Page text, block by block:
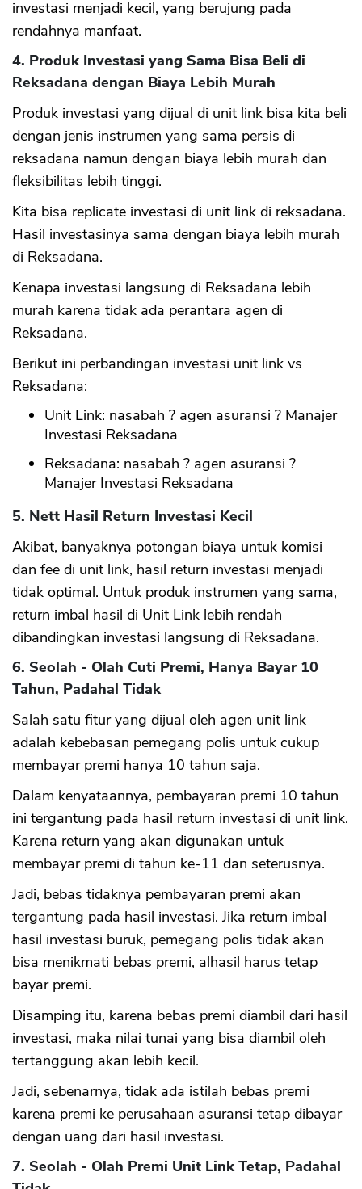
investasi menjadi kecil, yang berujung pada
rendahnya manfaat.
4. Produk Investasi yang Sama Bisa Beli di
Reksadana dengan Biaya Lebih Murah
Produk investasi yang dijual di unit link bisa kita beli
dengan jenis instrumen yang sama persis di
reksadana namun dengan biaya lebih murah dan
fleksibilitas lebih tinggi.
Kita bisa replicate investasi di unit link di reksadana.
Hasil investasinya sama dengan biaya lebih murah
di Reksadana.
Kenapa investasi langsung di Reksadana lebih
murah karena tidak ada perantara agen di
Reksadana.
Berikut ini perbandingan investasi unit link vs
Reksadana:
Unit Link: nasabah ? agen asuransi ? Manajer
Investasi Reksadana
Reksadana: nasabah ? agen asuransi ?
Manajer Investasi Reksadana
5. Nett Hasil Return Investasi Kecil
Akibat, banyaknya potongan biaya untuk komisi
dan fee di unit link, hasil return investasi menjadi
tidak optimal. Untuk produk instrumen yang sama,
return imbal hasil di Unit Link lebih rendah
dibandingkan investasi langsung di Reksadana.
6. Seolah - Olah Cuti Premi, Hanya Bayar 10
Tahun, Padahal Tidak
Salah satu fitur yang dijual oleh agen unit link
adalah kebebasan pemegang polis untuk cukup
membayar premi hanya 10 tahun saja.
Dalam kenyataannya, pembayaran premi 10 tahun
ini tergantung pada hasil return investasi di unit link.
Karena return yang akan digunakan untuk
membayar premi di tahun ke-11 dan seterusnya.
Jadi, bebas tidaknya pembayaran premi akan
tergantung pada hasil investasi. Jika return imbal
hasil investasi buruk, pemegang polis tidak akan
bisa menikmati bebas premi, alhasil harus tetap
bayar premi.
Disamping itu, karena bebas premi diambil dari hasil
investasi, maka nilai tunai yang bisa diambil oleh
tertanggung akan lebih kecil.
Jadi, sebenarnya, tidak ada istilah bebas premi
karena premi ke perusahaan asuransi tetap dibayar
dengan uang dari hasil investasi.
7. Seolah - Olah Premi Unit Link Tetap, Padahal
OK
CANCEL